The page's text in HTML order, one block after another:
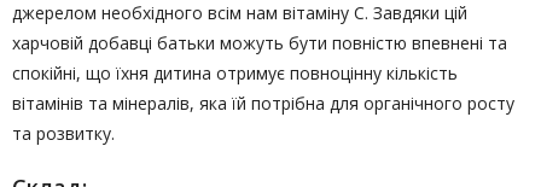
джерелом необхідного всім нам вітаміну С. Завдяки цій
харчовій добавці батьки можуть бути повністю впевнені та
спокійні, що їхня дитина отримує повноцінну кількість
вітамінів та мінералів, яка їй потрібна для органічного росту
та розвитку.